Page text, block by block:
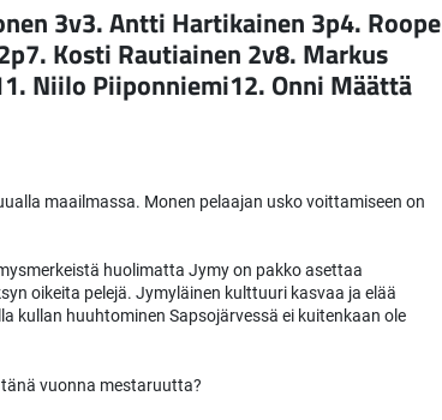
3v3. Antti Hartikainen 3p4. Roope
Kosti Rautiainen 2v8. Markus
Niilo Piiponniemi12. Onni Määttä
maailmassa. Monen pelaajan usko voittamiseen on
huolimatta Jymy on pakko asettaa
oikeita pelejä. Jymyläinen kulttuuri kasvaa ja elää
kullan huuhtominen Sapsojärvessä ei kuitenkaan ole
vuonna mestaruutta?